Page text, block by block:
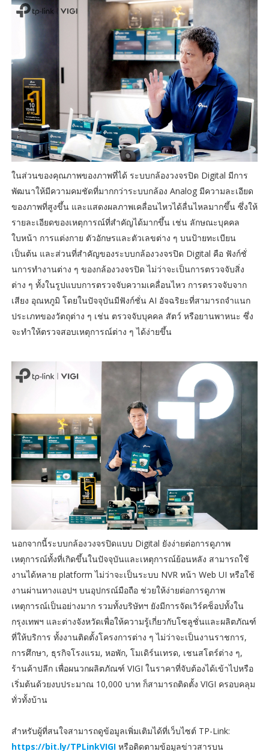
ในส่วนของคุณภาพของภาพที่ได้ ระบบกล้องวงจรปิด Digital มีการ
พัฒนาให้มีความคมชัดที่มากกว่าระบบกล้อง Analog มีความละเอียด
ของภาพที่สูงขึ้น และแสดงผลภาพเคลื่อนไหวได้ลื่นไหลมากขึ้น ซึ่งให้
รายละเอียดของเหตุการณ์ที่สำคัญได้มากขึ้น เช่น ลักษณะบุคคล
ใบหน้า การแต่งกาย ตัวอักษรและตัวเลขต่าง ๆ บนป้ายทะเบียน
เป็นต้น และส่วนที่สำคัญของระบบกล้องวงจรปิด Digital คือ ฟังก์ชั่
นการทำงานต่าง ๆ ของกล้องวงจรปิด ไม่ว่าจะเป็นการตรวจจับสิ่ง
ต่าง ๆ ทั้งในรูปแบบการตรวจจับความเคลื่อนไหว การตรวจจับจาก
เสียง อุณหภูมิ โดยในปัจจุบันมีฟังก์ชั่น AI อัจฉริยะที่สามารถจำแนก
ประเภทของวัตถุต่าง ๆ เช่น ตรวจจับบุคคล สัตว์ หรือยานพาหนะ ซึ่ง
จะทำให้ตรวจสอบเหตุการณ์ต่าง ๆ ได้ง่ายขึ้น
นอกจากนี้ระบบกล้องวงจรปิดแบบ Digital ยังง่ายต่อการดูภาพ
เหตุการณ์ทั้งที่เกิดขึ้นในปัจจุบันและเหตุการณ์ย้อนหลัง สามารถใช้
งานได้หลาย platform ไม่ว่าจะเป็นระบบ NVR หน้า Web UI หรือใช้
งานผ่านทางแอปฯ บนอุปกรณ์มือถือ ช่วยให้ง่ายต่อการดูภาพ
เหตุการณ์เป็นอย่างมาก รวมทั้งบริษัทฯ ยังมีการจัดเวิร์คช็อปทั้งใน
กรุงเทพฯ และต่างจังหวัดเพื่อให้ความรู้เกี่ยวกับโซลูชั่นและผลิตภัณฑ์
ที่ให้บริการ ทั้งงานติดตั้งโครงการต่าง ๆ ไม่ว่าจะเป็นงานราชการ,
การศึกษา, ธุรกิจโรงแรม, หอพัก, โมเดิร์นเทรด, เชนสโตร์ต่าง ๆ,
ร้านค้าปลีก เพื่อผนวกผลิตภัณฑ์ VIGI ในราคาที่จับต้องได้เข้าไปหรือ
เริ่มต้นด้วยงบประมาณ 10,000 บาท ก็สามารถติดตั้ง VIGI ครอบคลุม
ทั่วทั้งบ้าน
สำหรับผู้ที่สนใจสามารถดูข้อมูลเพิ่มเติมได้ที่เว็บไซต์ TP-Link:
https://bit.ly/TPLinkVIGIหรือติดตามข้อมูลข่าวสารบน